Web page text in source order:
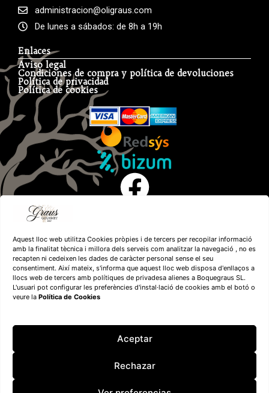
Aquest lloc web utilitza Cookies pròpies i de tercers per recopilar informació
amb la finalitat tècnica i millora dels serveis com analitzar la navegació , no es
recapten ni cedeixen les dades de caràcter personal sense el seu
consentiment. Així mateix, s'informa que aquest lloc web disposa d'enllaços a
llocs web de tercers amb polítiques de privadesa alienes a Boquegraus SL.
L'usuari pot configurar les preferències d'instal·lació de cookies amb el botó o
veure la Política de Cookies
Aceptar
Rechazar
administracion@oligraus.com
De lunes a sábados: de 8h a 19h
Enlaces
Aviso legal
Condiciones de compra y política de devoluciones
Política de privacidad
Política de cookies